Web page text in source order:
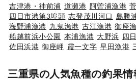
吉津港・神前浦 道瀬港 阿曽浦漁港
四日市港第3埠頭 志登茂川河口 島勝
海野浦漁港 九鬼漁港 古江漁港 御座
船越前浜小公園 本浦漁港 大野浜 四
佐田浜港 御座岬 霞一文字 早田漁港
三重県の人気魚種の釣果情